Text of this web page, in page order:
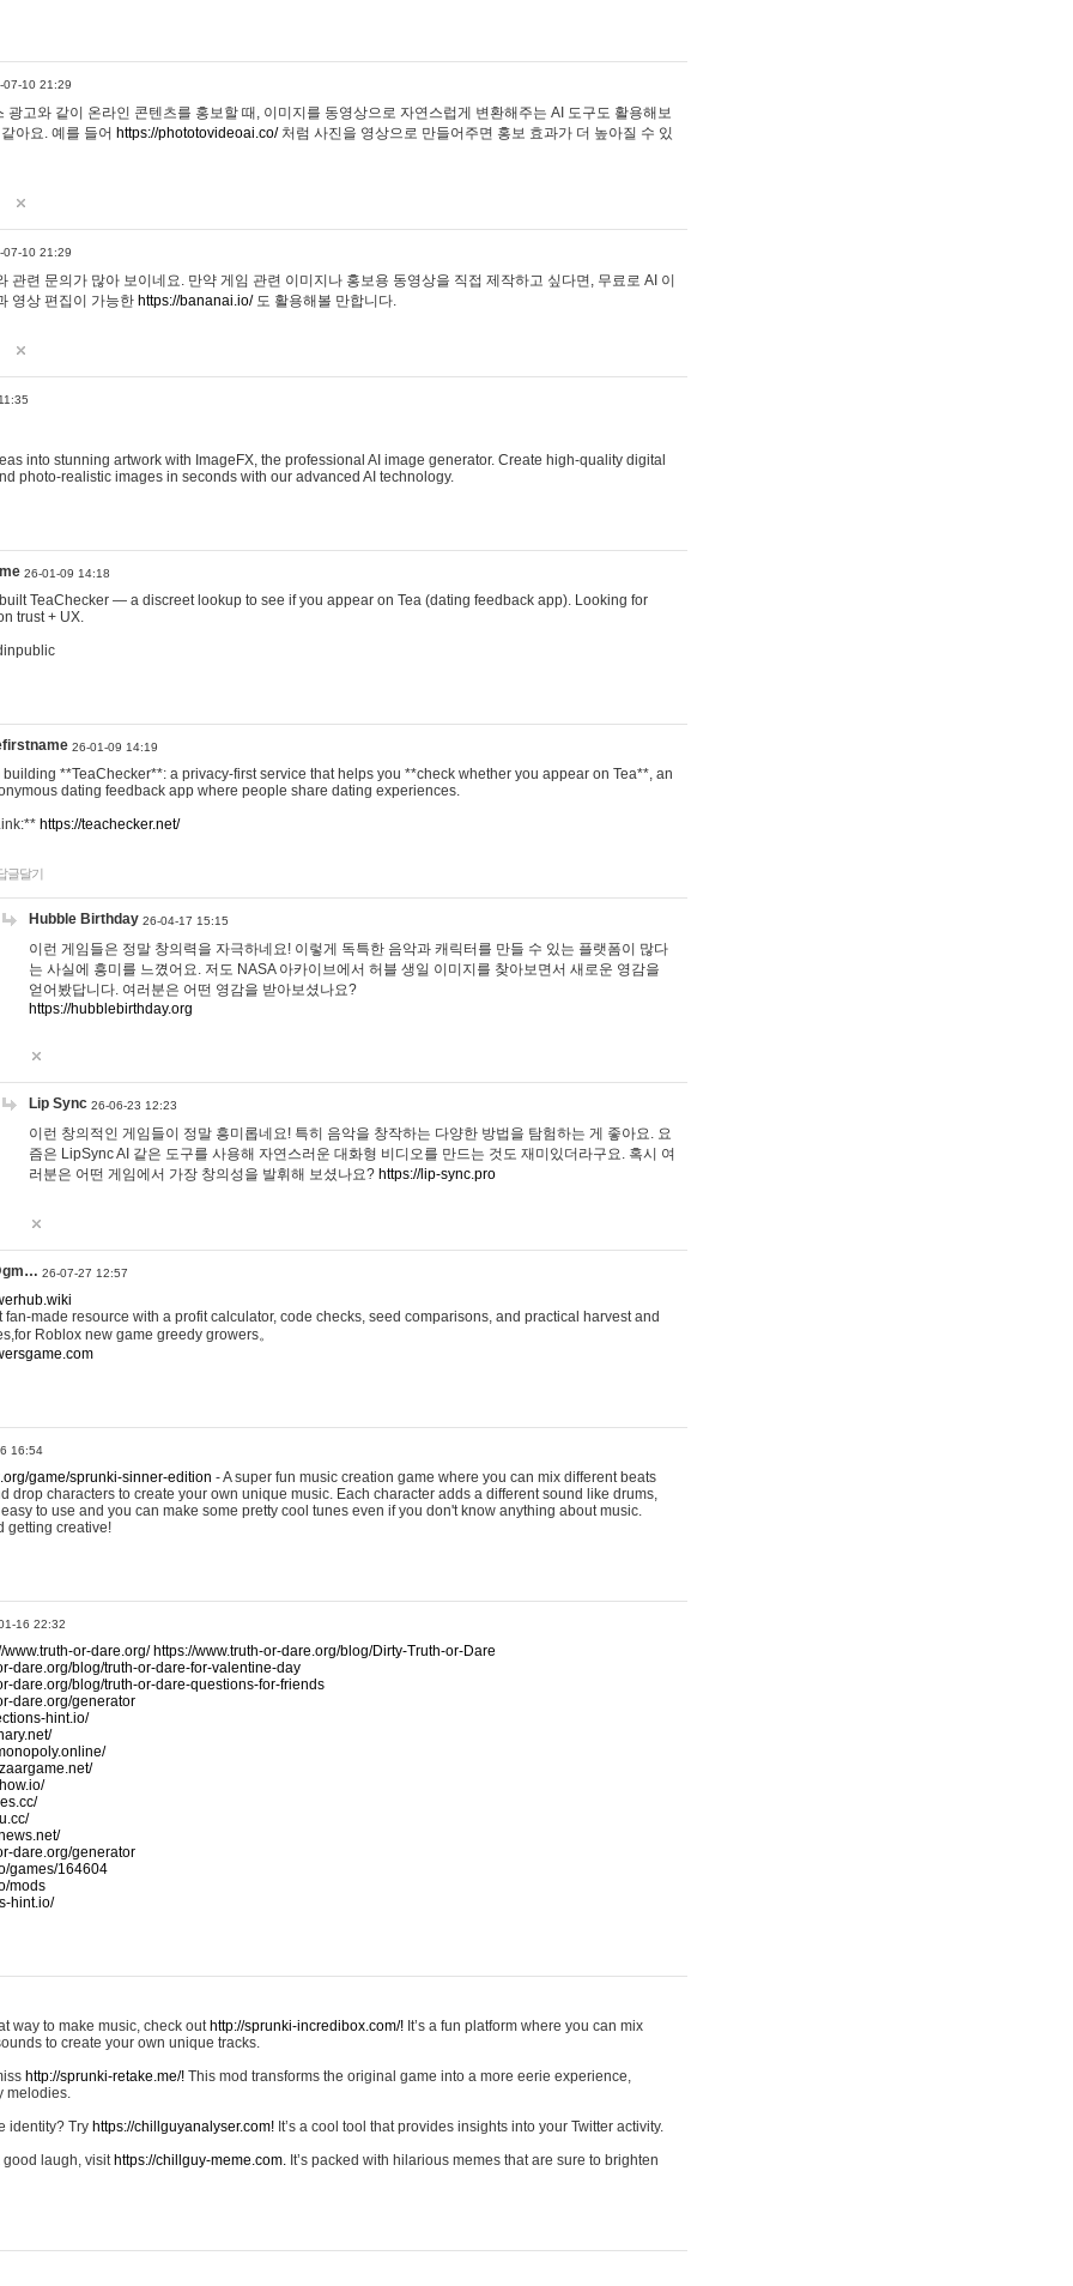
07-10 21:29
광고와 같이 온라인 콘텐츠를 홍보할 때, 이미지를 동영상으로 자연스럽게 변환해주는 AI 도구도 활용해보
아요. 예를 들어 https://phototovideoai.co/처럼 사진을 영상으로 만들어주면 홍보 효과가 더 높아질 수 있
07-10 21:29
관련 문의가 많아 보이네요. 만약 게임 관련 이미지나 홍보용 동영상을 직접 제작하고 싶다면, 무료로 AI 이
영상 편집이 가능한 https://bananai.io/도 활용해볼 만합니다.
into stunning artwork with ImageFX, the professional AI image generator. Create high-quality digital
photo-realistic images in seconds with our advanced AI technology.
26-01-09 14:18
TeaChecker — a discreet lookup to see if you appear on Tea (dating feedback app). Looking for
trust + UX.
26-01-09 14:19
building **TeaChecker**: a privacy-first service that helps you **check whether you appear on Tea**, an
dating feedback app where people share dating experiences.
https://teachecker.net/
글달기
Hubble Birthday 26-04-17 15:15
이런 게임들은 정말 창의력을 자극하네요! 이렇게 독특한 음악과 캐릭터를 만들 수 있는 플랫폼이 많다
는 사실에 흥미를 느꼈어요. 저도 NASA 아카이브에서 허블 생일 이미지를 찾아보면서 새로운 영감을
얻어봤답니다. 여러분은 어떤 영감을 받아보셨나요?
https://hubblebirthday.org
Lip Sync 26-06-23 12:23
이런 창의적인 게임들이 정말 흥미롭네요! 특히 음악을 창작하는 다양한 방법을 탐험하는 게 좋아요. 요
즘은 LipSync AI 같은 도구를 사용해 자연스러운 대화형 비디오를 만드는 것도 재미있더라구요. 혹시 여
러분은 어떤 게임에서 가장 창의성을 발휘해 보셨나요? https://lip-sync.pro
26-07-27 12:57
made resource with a profit calculator, code checks, seed comparisons, and practical harvest and
Roblox new game greedy growers。
16:54
game/sprunki-sinner-edition - A super fun music creation game where you can mix different beats
drop characters to create your own unique music. Each character adds a different sound like drums,
to use and you can make some pretty cool tunes even if you don't know anything about music.
getting creative!
16 22:32
www.truth-or-dare.org/ https://www.truth-or-dare.org/blog/Dirty-Truth-or-Dare
dare.org/blog/truth-or-dare-for-valentine-day
dare.org/blog/truth-or-dare-questions-for-friends
dare.org/generator
hint.io/
dare.org/generator
games/164604
mods
hint.io/
way to make music, check out http://sprunki-incredibox.com/! It’s a fun platform where you can mix
to create your own unique tracks.
http://sprunki-retake.me/! This mod transforms the original game into a more eerie experience,
melodies.
identity? Try https://chillguyanalyser.com! It’s a cool tool that provides insights into your Twitter activity.
good laugh, visit https://chillguy-meme.com. It’s packed with hilarious memes that are sure to brighten